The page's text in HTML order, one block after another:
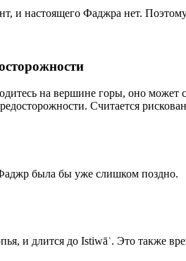
и настоящего Фаджра нет.
на вершине горы, оно
Считается
была бы уже слишком поздно.
и длится до Istiwāʾ. Это также